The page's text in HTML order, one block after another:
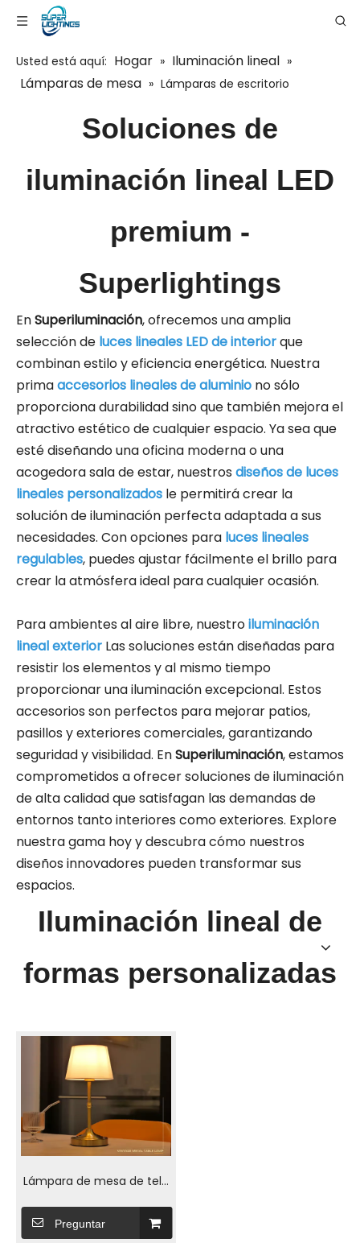
Usted está aquí: Hogar » Iluminación lineal »
Lámparas de mesa » Lámparas de escritorio
Soluciones de
iluminación lineal LED
premium -
Superlightings
EnSuperiluminación, ofrecemos una amplia
selección de luces lineales LED de interiorque
combinan estilo y eficiencia energética. Nuestra
primaaccesorios lineales de aluminio no sólo
proporciona durabilidad sino que también mejora el
atractivo estético de cualquier espacio. Ya sea que
esté diseñando una oficina moderna o una
acogedora sala de estar, nuestros diseños de luces
lineales personalizados le permitirá crear la
solución de iluminación perfecta adaptada a sus
necesidades. Con opciones para luces lineales
regulables, puedes ajustar fácilmente el brillo para
crear la atmósfera ideal para cualquier ocasión.
Para ambientes al aire libre, nuestroiluminación
lineal exterior Las soluciones están diseñadas para
resistir los elementos y al mismo tiempo
proporcionar una iluminación excepcional. Estos
accesorios son perfectos para mejorar patios,
pasillos y exteriores comerciales, garantizando
seguridad y visibilidad. EnSuperiluminación, estamos
comprometidos a ofrecer soluciones de iluminación
de alta calidad que satisfagan las demandas de
entornos tanto interiores como exteriores. Explore
nuestra gama hoy y descubra cómo nuestros
diseños innovadores pueden transformar sus
espacios.
Iluminación lineal de
formas personalizadas
Lámpara de mesa de tela
USB
Preguntar